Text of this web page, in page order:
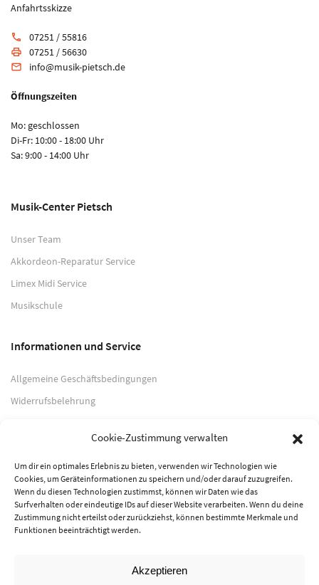
Cookie-Zustimmung verwalten
Um dir ein optimales Erlebnis zu bieten, verwenden wir Technologien wie
Cookies, um Geräteinformationen zu speichern und/oder darauf zuzugreifen.
Wenn du diesen Technologien zustimmst, können wir Daten wie das
Surfverhalten oder eindeutige IDs auf dieser Website verarbeiten. Wenn du deine
Zustimmung nicht erteilst oder zurückziehst, können bestimmte Merkmale und
Funktionen beeinträchtigt werden.
Akzeptieren
Anfahrtsskizze
phone 07251 / 55816
print 07251 / 56630
email info@musik-pietsch.de
Öffnungszeiten
Mo: geschlossen
Di-Fr: 10:00 - 18:00 Uhr
Sa: 9:00 - 14:00 Uhr
Musik-Center Pietsch
Unser Team
Akkordeon-Reparatur Service
Limex Midi Service
Musikschule
Informationen und Service
Allgemeine Geschäftsbedingungen
Widerrufsbelehrung
Datenschutzerklärung
Zahlungsarten
PayPal